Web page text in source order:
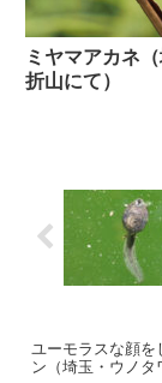
ミヤマアカネ
折山にて）
ユーモラスな顔を
ン（埼玉・ウノタ